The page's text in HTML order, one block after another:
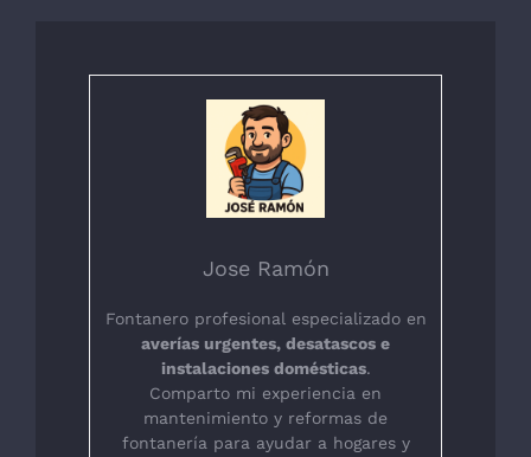
Jose Ramón
Fontanero profesional especializado en
averías urgentes, desatascos e
instalaciones domésticas.
Comparto mi experiencia en
mantenimiento y reformas de
fontanería para ayudar a hogares y